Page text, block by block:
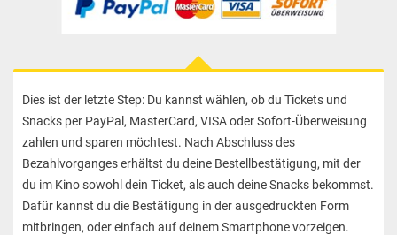
Dies ist der letzte Step: Du kannst wählen, ob du Tickets und
Snacks per PayPal, MasterCard, VISA oder Sofort-Überweisung
zahlen und sparen möchtest. Nach Abschluss des
Bezahlvorganges erhältst du deine Bestellbestätigung, mit der
du im Kino sowohl dein Ticket, als auch deine Snacks bekommst.
Dafür kannst du die Bestätigung in der ausgedruckten Form
mitbringen, oder einfach auf deinem Smartphone vorzeigen.